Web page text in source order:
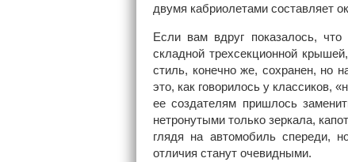
двумя кабриолетами составляет
Если вам вдруг показалось,
складной трехсекционной
стиль, конечно же, сохранен, но
это, как говорилось у классиков,
ее создателям пришлось
нетронутыми только зеркала,
глядя на автомобиль спереди,
отличия станут очевидными.